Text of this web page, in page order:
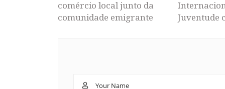
comércio local junto da
comunidade emigrante
Juventude